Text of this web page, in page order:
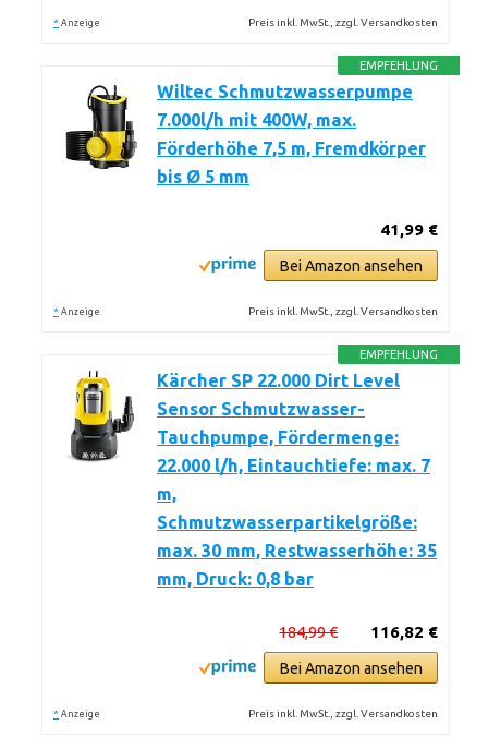
* Anzeige Preis inkl. MwSt., zzgl. Versandkosten
EMPFEHLUNG
Wiltec Schmutzwasserpumpe
7.000l/h mit 400W, max.
Förderhöhe 7,5 m, Fremdkörper
bis Ø 5 mm
41,99 €
Bei Amazon ansehen
* Anzeige Preis inkl. MwSt., zzgl. Versandkosten
EMPFEHLUNG
Kärcher SP 22.000 Dirt Level
Sensor Schmutzwasser-
Tauchpumpe, Fördermenge:
22.000 l/h, Eintauchtiefe: max. 7
m,
Schmutzwasserpartikelgröße:
max. 30 mm, Restwasserhöhe: 35
mm, Druck: 0,8 bar
116,82 €
184,99 €
Bei Amazon ansehen
* Anzeige Preis inkl. MwSt., zzgl. Versandkosten